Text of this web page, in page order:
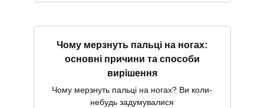
Чому мерзнуть пальці на ногах:
основні причини та способи
вирішення
Чому мерзнуть пальці на ногах? Ви коли-
небудь задумувалися